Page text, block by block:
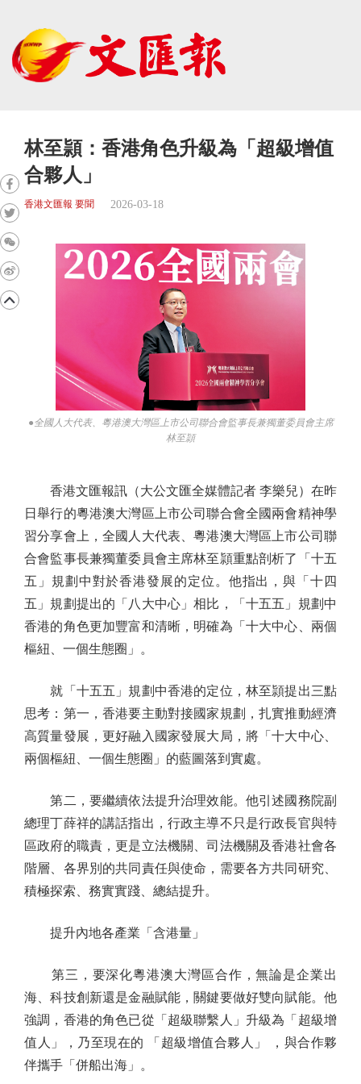
林至頴：香港角色升級為「超級增值
合夥人」
香港文匯報 要聞 2026-03-18
●全國人大代表、粵港澳大灣區上市公司聯合會監事長兼獨董委員會主席
林至頴
香港文匯報訊（大公文匯全媒體記者 李樂兒）在昨
日舉行的粵港澳大灣區上市公司聯合會全國兩會精神學
習分享會上，全國人大代表、粵港澳大灣區上市公司聯
合會監事長兼獨董委員會主席林至頴重點剖析了「十五
五」規劃中對於香港發展的定位。他指出，與「十四
五」規劃提出的「八大中心」相比，「十五五」規劃中
香港的角色更加豐富和清晰，明確為「十大中心、兩個
樞紐、一個生態圈」。
就「十五五」規劃中香港的定位，林至頴提出三點
思考：第一，香港要主動對接國家規劃，扎實推動經濟
高質量發展，更好融入國家發展大局，將「十大中心、
兩個樞紐、一個生態圈」的藍圖落到實處。
第二，要繼續依法提升治理效能。他引述國務院副
總理丁薛祥的講話指出，行政主導不只是行政長官與特
區政府的職責，更是立法機關、司法機關及香港社會各
階層、各界別的共同責任與使命，需要各方共同研究、
積極探索、務實實踐、總結提升。
提升內地各產業「含港量」
第三，要深化粵港澳大灣區合作，無論是企業出
海、科技創新還是金融賦能，關鍵要做好雙向賦能。他
強調，香港的角色已從「超級聯繫人」升級為「超級增
值人」，乃至現在的 「超級增值合夥人」 ，與合作夥
伴攜手「併船出海」。